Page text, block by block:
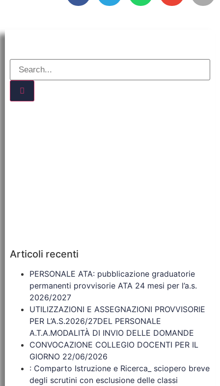
Articoli recenti
PERSONALE ATA: pubblicazione graduatorie
permanenti provvisorie ATA 24 mesi per l’a.s.
2026/2027
UTILIZZAZIONI E ASSEGNAZIONI PROVVISORIE
PER L’A.S.2026/27DEL PERSONALE
A.T.A.MODALITÀ DI INVIO DELLE DOMANDE
CONVOCAZIONE COLLEGIO DOCENTI PER IL
GIORNO 22/06/2026
: Comparto Istruzione e Ricerca_ sciopero breve
degli scrutini con esclusione delle classi